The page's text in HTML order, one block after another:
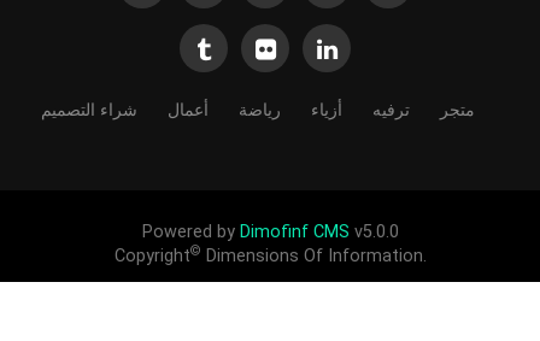
متجر ترفيه أزياء رياضة أعمال شراء التصميم
Powered by Dimofinf CMS v5.0.0
Copyright© Dimensions Of Information.